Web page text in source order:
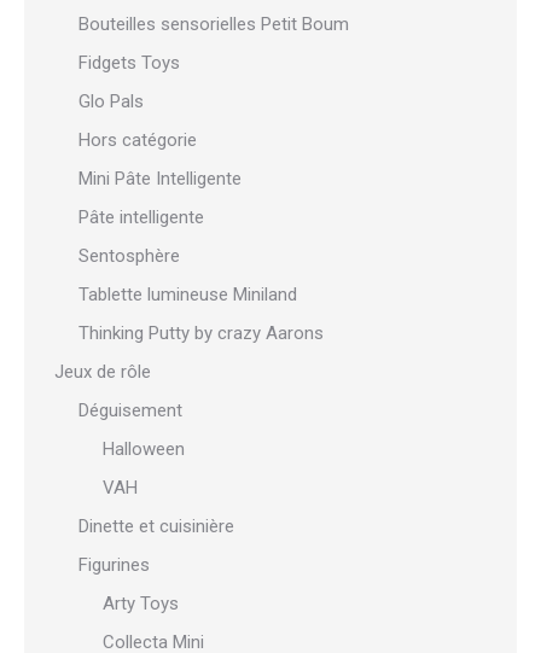
Bouteilles sensorielles Petit Boum
Fidgets Toys
Glo Pals
Hors catégorie
Mini Pâte Intelligente
Pâte intelligente
Sentosphère
Tablette lumineuse Miniland
Thinking Putty by crazy Aarons
Jeux de rôle
Déguisement
Halloween
VAH
Dinette et cuisinière
Figurines
Arty Toys
Collecta Mini